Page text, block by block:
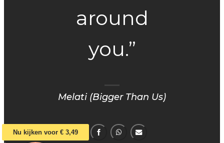
around
you.”
Melati (Bigger Than Us)
Nu kijken voor € 3,49